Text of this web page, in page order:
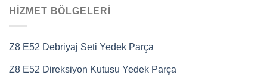
HIZMET BÖLGELERI
Z8 E52 Debriyaj Seti Yedek Parça
Z8 E52 Direksiyon Kutusu Yedek Parça